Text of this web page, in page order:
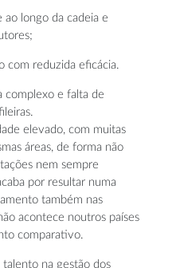
ao longo da cadeia e
com reduzida eficácia.
complexo e falta de
elevado, com muitas
áreas, de forma não
nem sempre
por resultar numa
também nas
acontece noutros países
comparativo.
na gestão dos